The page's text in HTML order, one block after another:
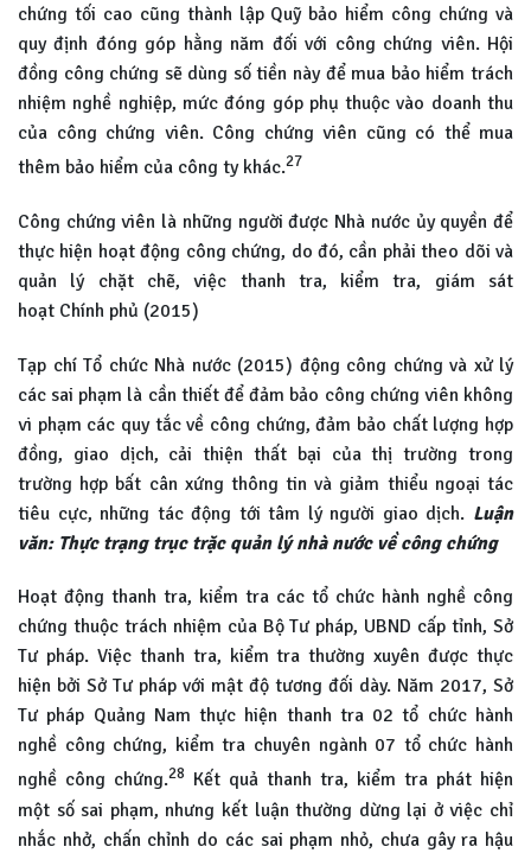
chứng tối cao cũng thành lập Quỹ bảo hiểm công chứng và
quy định đóng góp hằng năm đối với công chứng viên. Hội
đồng công chứng sẽ dùng số tiền này để mua bảo hiểm trách
nhiệm nghề nghiệp, mức đóng góp phụ thuộc vào doanh thu
của công chứng viên. Công chứng viên cũng có thể mua
thêm bảo hiểm của công ty khác.27
Công chứng viên là những người được Nhà nước ủy quyền để
thực hiện hoạt động công chứng, do đó, cần phải theo dõi và
quản lý chặt chẽ, việc thanh tra, kiểm tra, giám sát
hoạt Chính phủ (2015)
Tạp chí Tổ chức Nhà nước (2015) động công chứng và xử lý
các sai phạm là cần thiết để đảm bảo công chứng viên không
vi phạm các quy tắc về công chứng, đảm bảo chất lượng hợp
đồng, giao dịch, cải thiện thất bại của thị trường trong
trường hợp bất cân xứng thông tin và giảm thiểu ngoại tác
tiêu cực, những tác động tới tâm lý người giao dịch. Luận
văn: Thực trạng trục trặc quản lý nhà nước về công chứng
Hoạt động thanh tra, kiểm tra các tổ chức hành nghề công
chứng thuộc trách nhiệm của Bộ Tư pháp, UBND cấp tỉnh, Sở
Tư pháp. Việc thanh tra, kiểm tra thường xuyên được thực
hiện bởi Sở Tư pháp với mật độ tương đối dày. Năm 2017, Sở
Tư pháp Quảng Nam thực hiện thanh tra 02 tổ chức hành
nghề công chứng, kiểm tra chuyên ngành 07 tổ chức hành
nghề công chứng.28 Kết quả thanh tra, kiểm tra phát hiện
một số sai phạm, nhưng kết luận thường dừng lại ở việc chỉ
nhắc nhở, chấn chỉnh do các sai phạm nhỏ, chưa gây ra hậu